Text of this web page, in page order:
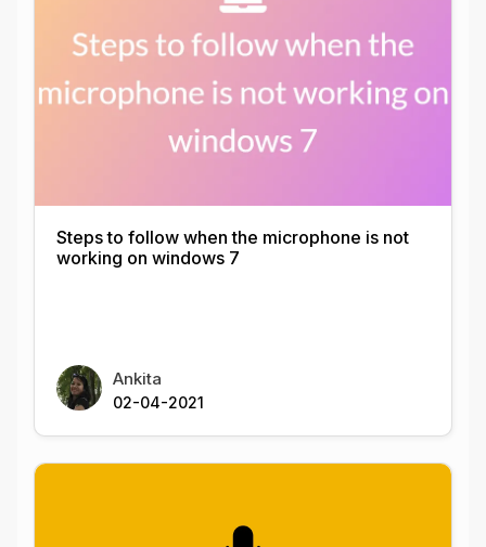
Steps to follow when the microphone is not
working on windows 7
Ankita
02-04-2021